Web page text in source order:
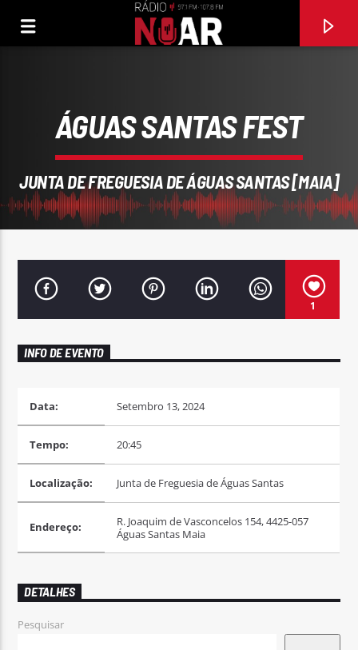
FAIXA ATUAL
RÁDIO NOAR
Rádio No ar
ÁGUAS SANTAS FEST
JUNTA DE FREGUESIA DE ÁGUAS SANTAS [MAIA]
1
INFO DE EVENTO
Data: Setembro 13, 2024
Tempo: 20:45
Localização: Junta de Freguesia de Águas Santas
Endereço:
R. Joaquim de Vasconcelos 154, 4425-057
Águas Santas Maia
DETALHES
Pesquisar